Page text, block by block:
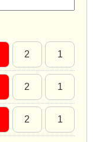
2 1
2 1
2 1